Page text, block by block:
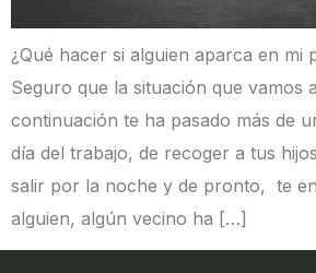
¿Qué hacer si alguien aparca en mi
Seguro que la situación que vamos
continuación te ha pasado más de
día del trabajo, de recoger a tus
salir por la noche y de pronto, te
alguien, algún vecino ha […]